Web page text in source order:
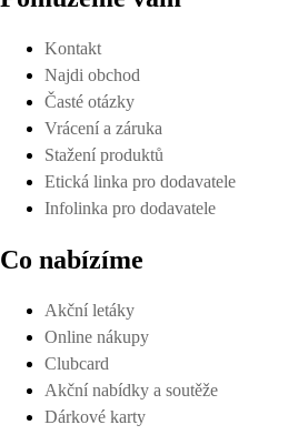
Kontakt
Najdi obchod
Časté otázky
Vrácení a záruka
Stažení produktů
Etická linka pro dodavatele
Infolinka pro dodavatele
Co nabízíme
Akční letáky
Online nákupy
Clubcard
Akční nabídky a soutěže
Dárkové karty